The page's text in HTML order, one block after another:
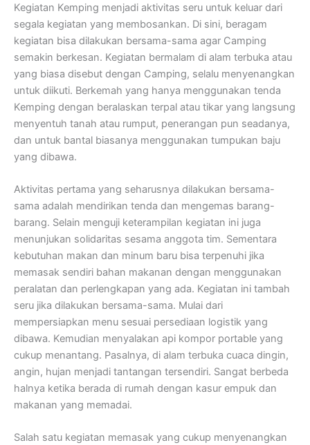
Kegiatan Kemping menjadi aktivitas seru untuk keluar dari
segala kegiatan yang membosankan. Di sini, beragam
kegiatan bisa dilakukan bersama-sama agar Camping
semakin berkesan. Kegiatan bermalam di alam terbuka atau
yang biasa disebut dengan Camping, selalu menyenangkan
untuk diikuti. Berkemah yang hanya menggunakan tenda
Kemping dengan beralaskan terpal atau tikar yang langsung
menyentuh tanah atau rumput, penerangan pun seadanya,
dan untuk bantal biasanya menggunakan tumpukan baju
yang dibawa.
Aktivitas pertama yang seharusnya dilakukan bersama-
sama adalah mendirikan tenda dan mengemas barang-
barang. Selain menguji keterampilan kegiatan ini juga
menunjukan solidaritas sesama anggota tim. Sementara
kebutuhan makan dan minum baru bisa terpenuhi jika
memasak sendiri bahan makanan dengan menggunakan
peralatan dan perlengkapan yang ada. Kegiatan ini tambah
seru jika dilakukan bersama-sama. Mulai dari
mempersiapkan menu sesuai persediaan logistik yang
dibawa. Kemudian menyalakan api kompor portable yang
cukup menantang. Pasalnya, di alam terbuka cuaca dingin,
angin, hujan menjadi tantangan tersendiri. Sangat berbeda
halnya ketika berada di rumah dengan kasur empuk dan
makanan yang memadai.
Salah satu kegiatan memasak yang cukup menyenangkan